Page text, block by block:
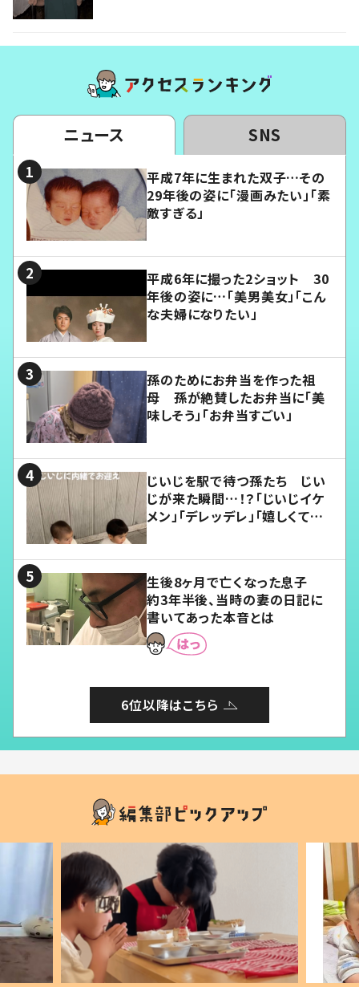
ニュース SNS
平成7年に生まれた双子…その
29年後の姿に「漫画みたい」「素
敵すぎる」
平成6年に撮った2ショット 30
年後の姿に…「美男美女」「こん
な夫婦になりたい」
孫のためにお弁当を作った祖
母 孫が絶賛したお弁当に「美
味しそう」「お弁当すごい」
じいじを駅で待つ孫たち じい
じが来た瞬間…！？「じいじイケ
メン」「デレッデレ」「嬉しくて可
生後8ヶ月で亡くなった息子
約3年半後、当時の妻の日記に
書いてあった本音とは
6位以降はこちら